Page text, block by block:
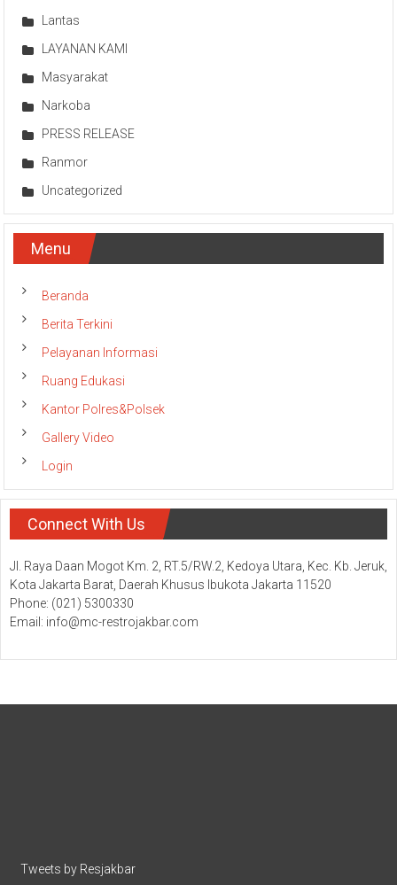
Lantas
LAYANAN KAMI
Masyarakat
Narkoba
PRESS RELEASE
Ranmor
Uncategorized
Menu
Beranda
Berita Terkini
Pelayanan Informasi
Ruang Edukasi
Kantor Polres&Polsek
Gallery Video
Login
Connect With Us
Jl. Raya Daan Mogot Km. 2, RT.5/RW.2, Kedoya Utara, Kec. Kb. Jeruk,
Kota Jakarta Barat, Daerah Khusus Ibukota Jakarta 11520
Phone: (021) 5300330
Email: info@mc-restrojakbar.com
Tweets by Resjakbar